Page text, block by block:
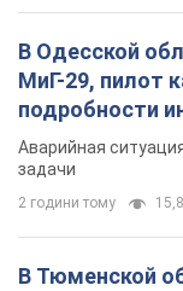
В Одесской
МиГ-29, пилот
подробности
Аварийная
задачи
2 години тому
В Тюменской